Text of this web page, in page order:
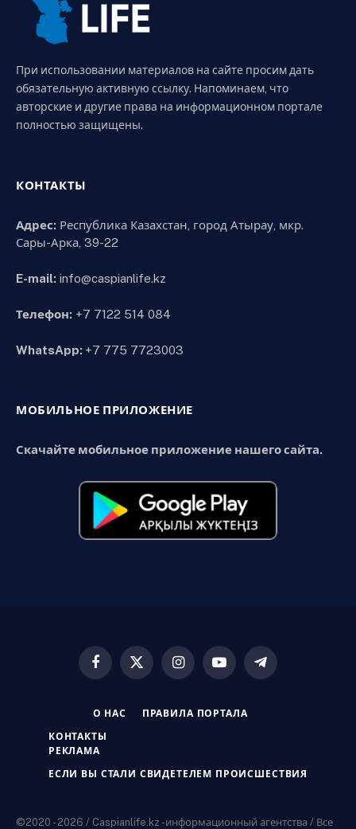
При использовании материалов на сайте просим дать
обязательную активную ссылку. Напоминаем, что
авторские и другие права на информационном портале
полностью защищены.
КОНТАКТЫ
Адрес: Республика Казахстан, город Атырау, мкр.
Сары-Арка, 39-22
E-mail: info@caspianlife.kz
Телефон: +7 7122 514 084
WhatsApp: +7 775 7723003
МОБИЛЬНОЕ ПРИЛОЖЕНИЕ
Скачайте мобильное приложение нашего сайта.
Facebook
X
InstagramYouTubeTelegram
О НАС ПРАВИЛА ПОРТАЛА
КОНТАКТЫ
РЕКЛАМА
ЕСЛИ ВЫ СТАЛИ СВИДЕТЕЛЕМ ПРОИСШЕСТВИЯ
©2020 - 2026 / Caspianlife.kz -информационный агентства / Все